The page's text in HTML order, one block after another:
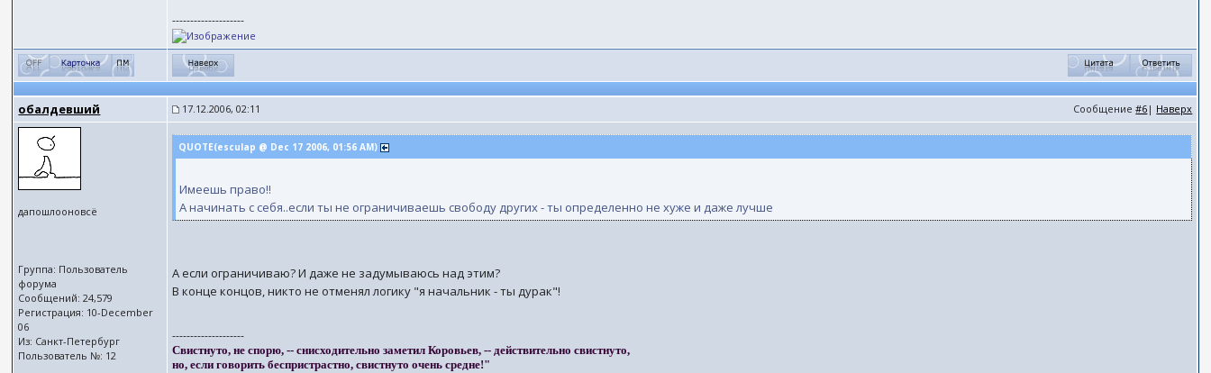
--------------------
обалдевший 17.12.2006, 02:11 Сообщение#6 | Наверх
дапошлооновсё
Группа: Пользователь
форума
Сообщений: 24,579
Регистрация: 10-December
06
Из: Санкт-Петербург
Пользователь №: 12
QUOTE(esculap @ Dec 17 2006, 01:56 AM)
Имеешь право!!
А начинать с себя..если ты не ограничиваешь свободу других - ты определенно не хуже и даже лучше
А если ограничиваю? И даже не задумываюсь над этим?
В конце концов, никто не отменял логику "я начальник - ты дурак"!
--------------------
Свистнуто, не спорю, -- снисходительно заметил Коровьев, -- действительно свистнуто,
но, если говорить беспристрастно, свистнуто очень средне!"